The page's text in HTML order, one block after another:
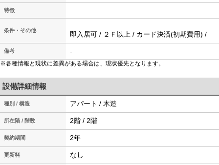
特徴
条件・その他 即入居可 / ２Ｆ以上 / カード決済(初期費用) /
備考 -
※各種情報と現状に差異がある場合は、現状優先となります。
設備詳細情報
種別 / 構造 アパート / 木造
所在階 / 階数 2階 / 2階
契約期間 2年
更新料 なし